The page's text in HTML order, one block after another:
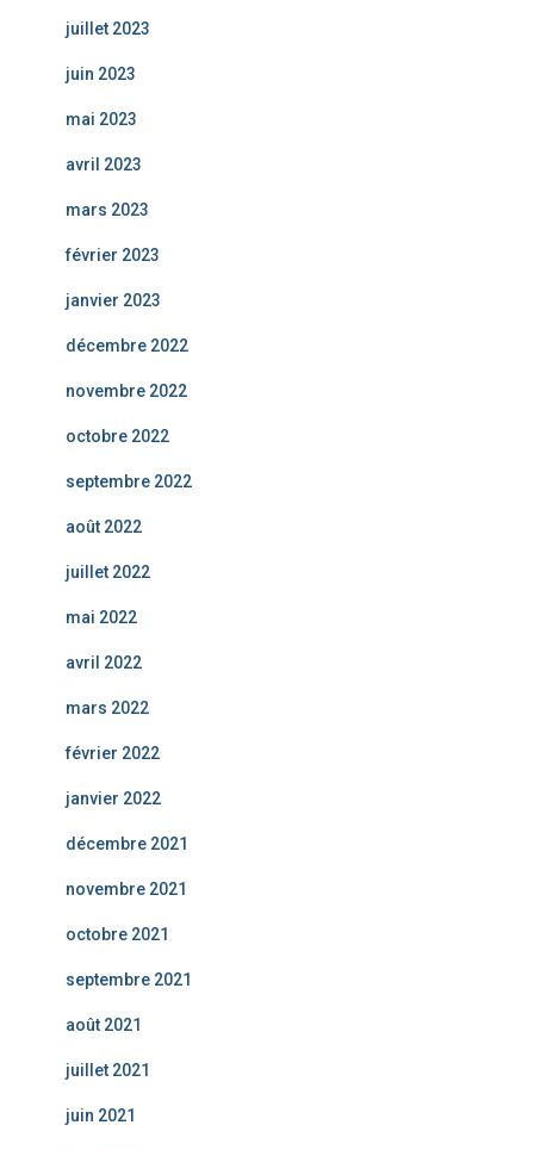
juillet 2023
juin 2023
mai 2023
avril 2023
mars 2023
février 2023
janvier 2023
décembre 2022
novembre 2022
octobre 2022
septembre 2022
août 2022
juillet 2022
mai 2022
avril 2022
mars 2022
février 2022
janvier 2022
décembre 2021
novembre 2021
octobre 2021
septembre 2021
août 2021
juillet 2021
juin 2021